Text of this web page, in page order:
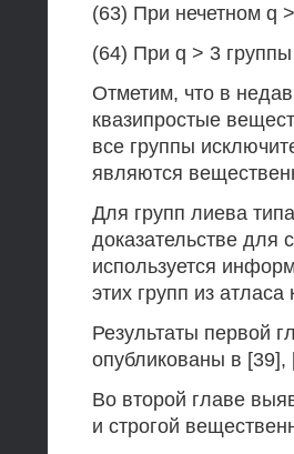
(63) При нечетном q
(64) При q > 3
Отметим, что в
квазипростые
все группы
являются
Для групп лиева
доказательстве для
используется
этих групп из
Результаты первой
опубликованы в [39],
Во второй главе
и строгой